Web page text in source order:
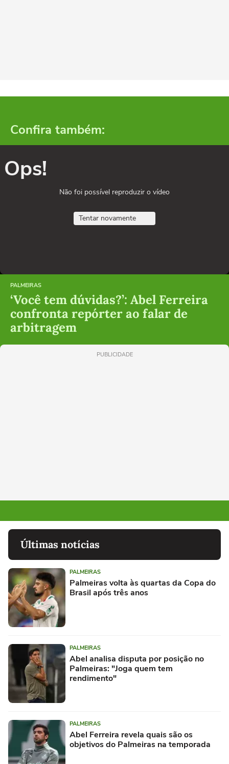
Confira também:
Ops!
Não foi possível reproduzir o vídeo
Tentar novamente
PALMEIRAS
‘Você tem dúvidas?’: Abel Ferreira
confronta repórter ao falar de
arbitragem
PUBLICIDADE
Últimas notícias
PALMEIRAS
Palmeiras volta às quartas da Copa do
Brasil após três anos
PALMEIRAS
Abel analisa disputa por posição no
Palmeiras: "Joga quem tem
rendimento"
PALMEIRAS
Abel Ferreira revela quais são os
objetivos do Palmeiras na temporada